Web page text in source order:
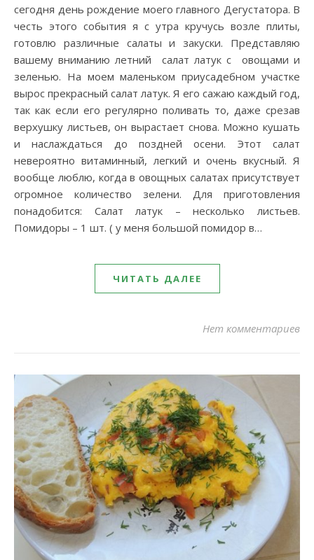
сегодня день рождение моего главного Дегустатора. В
честь этого события я с утра кручусь возле плиты,
готовлю различные салаты и закуски. Представляю
вашему вниманию летний салат латук с овощами и
зеленью. На моем маленьком приусадебном участке
вырос прекрасный салат латук. Я его сажаю каждый год,
так как если его регулярно поливать то, даже срезав
верхушку листьев, он вырастает снова. Можно кушать
и наслаждаться до поздней осени. Этот салат
невероятно витаминный, легкий и очень вкусный. Я
вообще люблю, когда в овощных салатах присутствует
огромное количество зелени. Для приготовления
понадобится: Салат латук – несколько листьев.
Помидоры – 1 шт. ( у меня большой помидор в…
ЧИТАТЬ ДАЛЕЕ
Нет комментариев